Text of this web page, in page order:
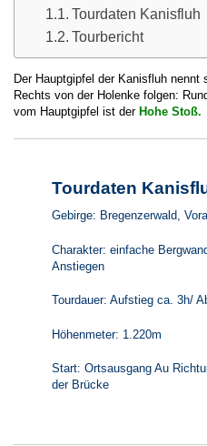
Tourdaten Kanisfluh
Tourbericht
Der Hauptgipfel der Kanisfluh
Rechts von der Holenke folgen:
vom Hauptgipfel ist der Hohe Stoß.
Tourdaten
Gebirge: Bregenzerwald,
Charakter: einfache
Anstiegen
Tourdauer: Aufstieg ca. 3h/
Höhenmeter: 1.220m
Start: Ortsausgang Au
der Brücke